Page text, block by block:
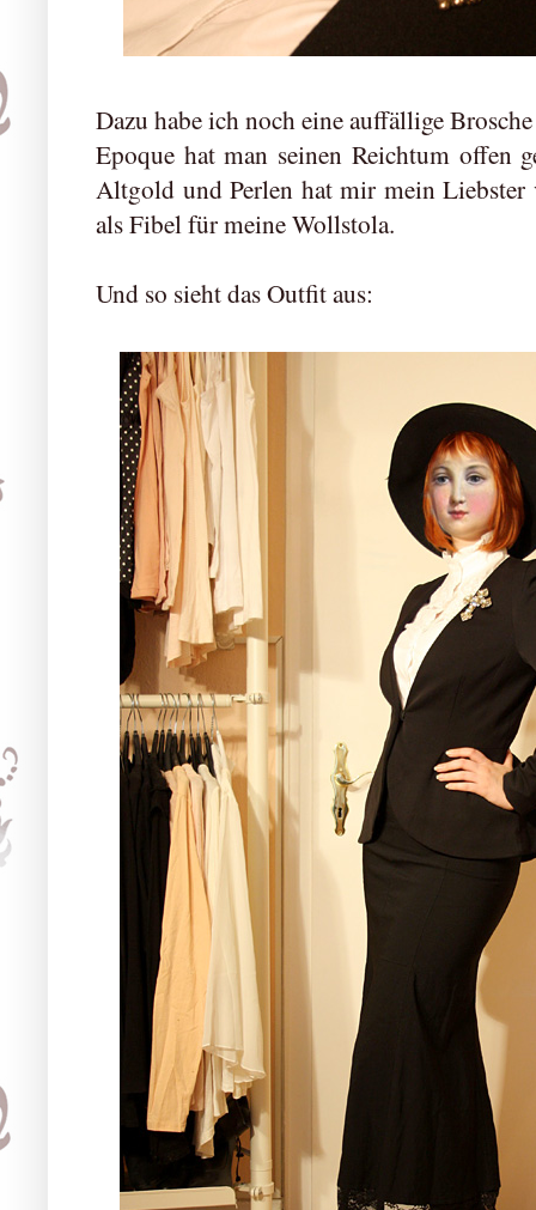
Dazu habe ich noch eine auffällige
Epoque hat man seinen Reichtum offen
Altgold und Perlen hat mir mein
als Fibel für meine Wollstola.
Und so sieht das Outfit aus: